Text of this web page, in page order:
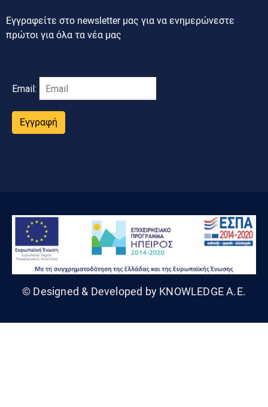
Εγγραφείτε στο newsletter μας για να ενημερώνεστε
πρώτοι για όλα τα νέα μας
Email:
Εγγραφή
© Designed & Developed by KNOWLEDGE A.E.